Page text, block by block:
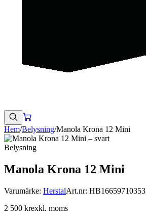
Hem/Belysning/Manola Krona 12 Mini
Belysning
Manola Krona 12 Mini
Varumärke: HerstalArt.nr: HB16659710353
2 500 krexkl. moms